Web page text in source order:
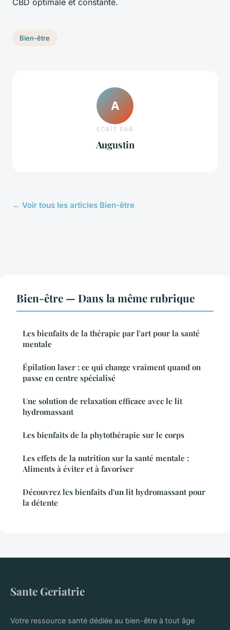
CBD optimale et constante.
Bien-être
A
ECRIT PAR
Augustin
← Voir tous les articles Bien-être
Bien-être — Dans la même rubrique
Les bienfaits de la thérapie par l'art pour la santé
mentale
Épilation laser : ce qui change vraiment quand on
passe en centre spécialisé
Une solution de relaxation efficace avec le lit
hydromassant
Les bienfaits de la phytothérapie sur le corps
Les effets de la nutrition sur la santé mentale :
Aliments à éviter et à favoriser
Découvrez les bienfaits d'un lit hydromassant pour
la détente
Sante Geriatrie
Votre ressource santé dédiée au bien-être à tout âge